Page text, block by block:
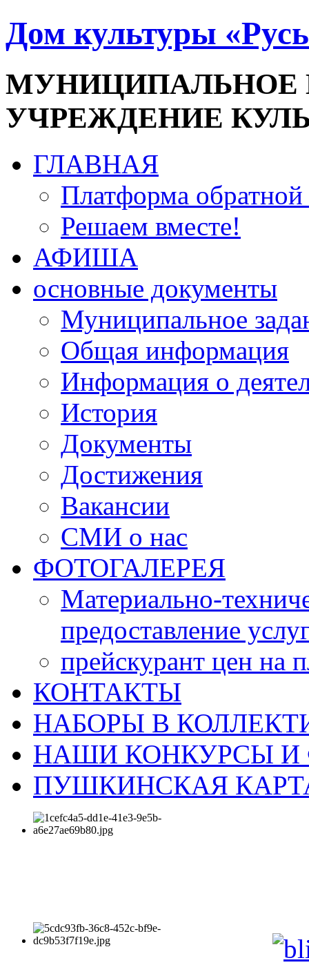
Дом культуры
УЧРЕЖДЕНИЕ
ГЛАВНАЯ
Платформа обратной
Решаем вместе!
АФИША
основные документы
Муниципальное
Общая информация
Информация о
История
Документы
Достижения
Вакансии
СМИ о нас
ФОТОГАЛЕРЕЯ
Материально-
предоставление
прейскурант цен на
КОНТАКТЫ
НАБОРЫ В
НАШИ КОНКУРСЫ И
ПУШКИНСКАЯ